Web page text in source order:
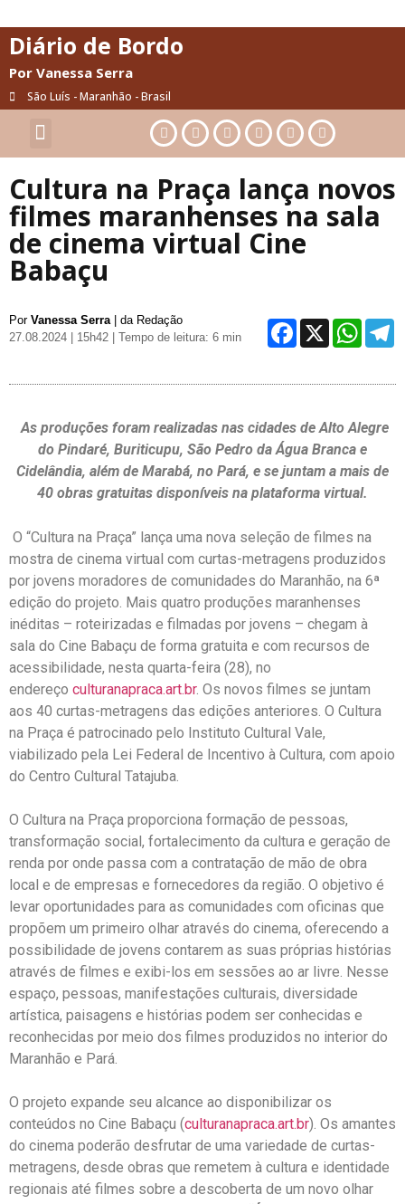
Diário de Bordo
Por Vanessa Serra
São Luís - Maranhão - Brasil
Cultura na Praça lança novos
filmes maranhenses na sala
de cinema virtual Cine
Babaçu
Por Vanessa Serra | da Redação
27.08.2024 | 15h42
| Tempo de leitura: 6 min X
As produções foram realizadas nas cidades de Alto Alegre
do Pindaré, Buriticupu, São Pedro da Água Branca e
Cidelândia, além de Marabá, no Pará, e se juntam a mais de
40 obras gratuitas disponíveis na plataforma virtual.
O “Cultura na Praça” lança uma nova seleção de filmes na
mostra de cinema virtual com curtas-metragens produzidos
por jovens moradores de comunidades do Maranhão, na 6ª
edição do projeto. Mais quatro produções maranhenses
inéditas – roteirizadas e filmadas por jovens – chegam à
sala do Cine Babaçu de forma gratuita e com recursos de
acessibilidade, nesta quarta-feira (28), no
endereço culturanapraca.art.br. Os novos filmes se juntam
aos 40 curtas-metragens das edições anteriores. O Cultura
na Praça é patrocinado pelo Instituto Cultural Vale,
viabilizado pela Lei Federal de Incentivo à Cultura, com apoio
do Centro Cultural Tatajuba.
O Cultura na Praça proporciona formação de pessoas,
transformação social, fortalecimento da cultura e geração de
renda por onde passa com a contratação de mão de obra
local e de empresas e fornecedores da região. O objetivo é
levar oportunidades para as comunidades com oficinas que
propõem um primeiro olhar através do cinema, oferecendo a
possibilidade de jovens contarem as suas próprias histórias
através de filmes e exibi-los em sessões ao ar livre. Nesse
espaço, pessoas, manifestações culturais, diversidade
artística, paisagens e histórias podem ser conhecidas e
reconhecidas por meio dos filmes produzidos no interior do
Maranhão e Pará.
O projeto expande seu alcance ao disponibilizar os
conteúdos no Cine Babaçu (culturanapraca.art.br). Os amantes
do cinema poderão desfrutar de uma variedade de curtas-
metragens, desde obras que remetem à cultura e identidade
regionais até filmes sobre a descoberta de um novo olhar